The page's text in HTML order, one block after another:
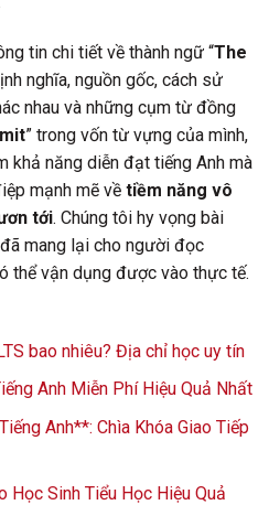
tin chi tiết về thành ngữ “The
nghĩa, nguồn gốc, cách sử
nhau và những cụm từ đồng
” trong vốn từ vựng của mình,
khả năng diễn đạt tiếng Anh mà
mạnh mẽ về tiềm năng vô
tới. Chúng tôi hy vọng bài
mang lại cho người đọc
thể vận dụng được vào thực tế.
bao nhiêu? Địa chỉ học uy tín
Anh Miễn Phí Hiệu Quả Nhất
Anh**: Chìa Khóa Giao Tiếp
Học Sinh Tiểu Học Hiệu Quả